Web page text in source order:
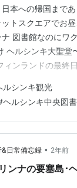
本への帰国まで
トスクエアでお
図書館なのにワ
ヘルシンキ大聖堂
ィンランドの最終
る計画です。 湖
、地下鉄やトラム
いたのですが、
乗ることができ
トは果物や野菜
を出す店…
ルシンキ観光
ヘルシンキ中央図
日常備忘録 • 2年前
ナの要塞島･